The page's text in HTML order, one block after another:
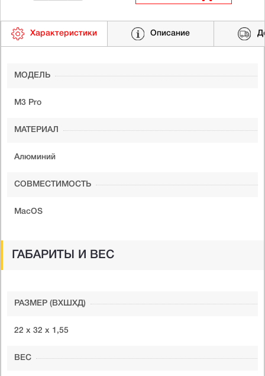
Характеристики Описание
МОДЕЛЬ
M3 Pro
МАТЕРИАЛ
Алюминий
СОВМЕСТИМОСТЬ
MacOS
ГАБАРИТЫ И ВЕС
РАЗМЕР (ВXШXД)
22 х 32 х 1,55
ВЕС